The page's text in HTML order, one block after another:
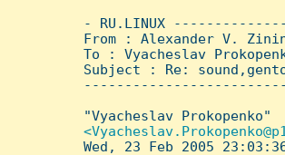
- RU.LINUX
From : Alexander V.
To : Vyacheslav
Subject : Re:
"Vyacheslav Prokopenko"
Wed, 23 Feb 2005